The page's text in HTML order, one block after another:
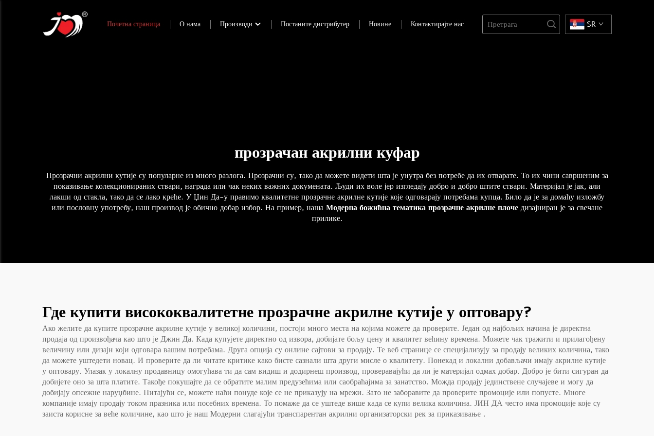
Почетна страница О нама Производи Постаните дистрибутер Новине Контактирајте нас SR
прозрачан акрилни куфар
Прозрачни акрилни кутије су популарне из много разлога. Прозрачни су, тако да можете видети шта је унутра без потребе да их отварате. То их чини савршеним за
показивање колекционираних ствари, награда или чак неких важних докумената. Људи их воле јер изгледају добро и добро штите ствари. Материјал је јак, али
лакши од стакла, тако да се лако креће. У Џин Да-у правимо квалитетне прозрачне акрилне кутије које одговарају потребама купца. Било да је за домаћу изложбу
или пословну употребу, наш производ је обично добар избор. На пример, наша Модерна божићна тематика прозрачне акрилне плоче дизајниран је за свечане
прилике.
Где купити висококвалитетне прозрачне акрилне кутије у оптовару?
Ако желите да купите прозрачне акрилне кутије у великој количини, постоји много места на којима можете да проверите. Један од најбољих начина је директна
продаја од произвођача као што је Джин Да. Када купујете директно од извора, добијате бољу цену и квалитет већину времена. Можете чак тражити и прилагођену
величину или дизајн који одговара вашим потребама. Друга опција су онлине сајтови за продају. Те веб странице се специјализују за продају великих количина, тако
да можете уштедети новац. И проверите да ли читате критике како бисте сазнали шта други мисле о квалитету. Понекад и локални добављачи имају акрилне кутије
у оптовару. Улазак у локалну продавницу омогућава ти да сам видиш и додирнеш производ, проверавајући да ли је материјал одмах добар. Добро је бити сигуран да
добијете оно за шта платите. Такође покушајте да се обратите малим предузећима или саобраћајима за занатство. Можда продају јединствене случајеве и могу да
добијају опсежне наруџбине. Питајући се, можете наћи понуде које се не приказују на мрежи. Зато не заборавите да проверите промоције или попусте. Многе
компаније имају продају током празника или посебних времена. То помаже да се уштеде више када се купи велика количина. ЈИН ДА често има промоције које су
заиста корисне за веће количине, као што је наш Модерни слагајући транспарентан акрилни организаторски рек за приказивање .